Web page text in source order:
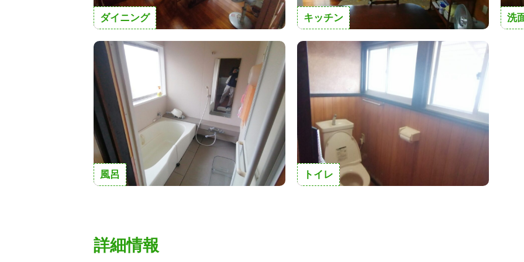
ダイニング キッチン 洗
風呂 トイレ
詳細情報